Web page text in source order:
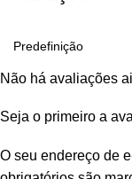
Não há avaliações
Seja o primeiro a
O seu endereço de